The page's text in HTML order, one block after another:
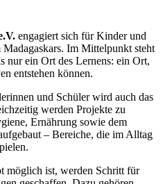
engagiert sich für Kinder und
Im Mittelpunkt steht
nur ein Ort des Lernens: ein Ort,
entstehen können.
und Schüler wird auch das
werden Projekte zu
Ernährung sowie dem
– Bereiche, die im Alltag
möglich ist, werden Schritt für